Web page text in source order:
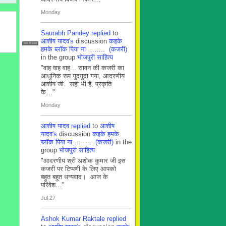
Monday
सदस्य टीम प्रबंधन
Saurabh Pandey replied to
आशीष यादव's discussionकइके
हमके ब्लाॅक पिया ना …….. (कजरी)
in the group भोजपुरी साहित्य
"वाह वाह वाह .. सावन की कजरी का
आधुनिक रूप गुदगुदा गया, आदरणीय
आशीष जी. सही भी है, प्रकृति
के…"
Monday
आशीष यादव replied to आशीष
यादव's discussionकइके हमके
ब्लाॅक पिया ना …….. (कजरी) in the
group भोजपुरी साहित्य
"आदरणीय श्री अशोक कुमार जी इस
कजरी पर टिप्पणी के लिए आपको
बहुत बहुत धन्यवाद। आज के
परिवेश…"
Jul 27
Ashok Kumar Raktale replied